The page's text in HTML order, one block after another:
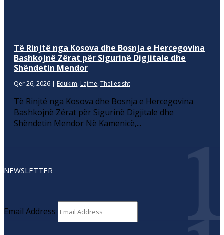
Të Rinjtë nga Kosova dhe Bosnja e Hercegovina
Bashkojnë Zërat për Sigurinë Digjitale dhe
Shëndetin Mendor
Qer 26, 2026 | Edukim, Lajme, Thellesisht
Të Rinjtë nga Kosova dhe Bosnja e Hercegovina
Bashkojnë Zërat për Sigurinë Digjitale dhe
Shëndetin Mendor Në Kamenicë,...
NEWSLETTER
Email Address